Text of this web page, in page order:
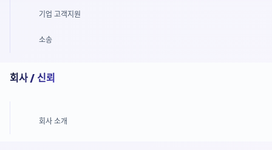
기업 고객지원
소송
회사 / 신뢰
회사 소개